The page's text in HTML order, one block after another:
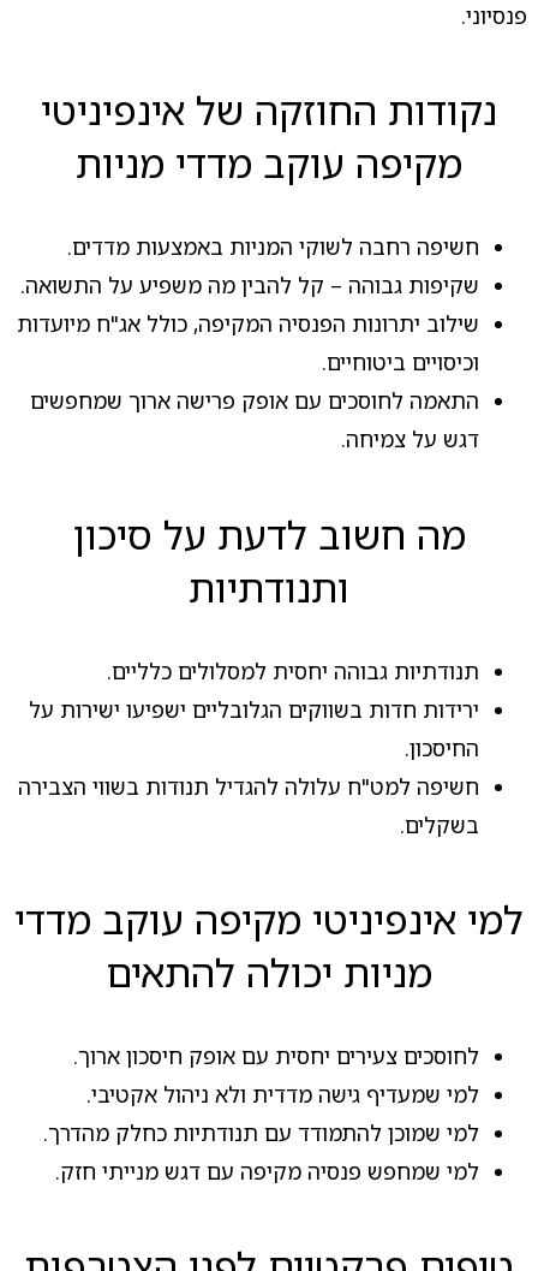
פנסיוני.
נקודות החוזקה של אינפיניטי
מקיפה עוקב מדדי מניות
חשיפה רחבה לשוקי המניות באמצעות מדדים.
שקיפות גבוהה – קל להבין מה משפיע על התשואה.
שילוב יתרונות הפנסיה המקיפה, כולל אג"ח מיועדות
וכיסויים ביטוחיים.
התאמה לחוסכים עם אופק פרישה ארוך שמחפשים
דגש על צמיחה.
מה חשוב לדעת על סיכון
ותנודתיות
תנודתיות גבוהה יחסית למסלולים כלליים.
ירידות חדות בשווקים הגלובליים ישפיעו ישירות על
החיסכון.
חשיפה למט"ח עלולה להגדיל תנודות בשווי הצבירה
בשקלים.
למי אינפיניטי מקיפה עוקב מדדי
מניות יכולה להתאים
לחוסכים צעירים יחסית עם אופק חיסכון ארוך.
למי שמעדיף גישה מדדית ולא ניהול אקטיבי.
למי שמוכן להתמודד עם תנודתיות כחלק מהדרך.
למי שמחפש פנסיה מקיפה עם דגש מנייתי חזק.